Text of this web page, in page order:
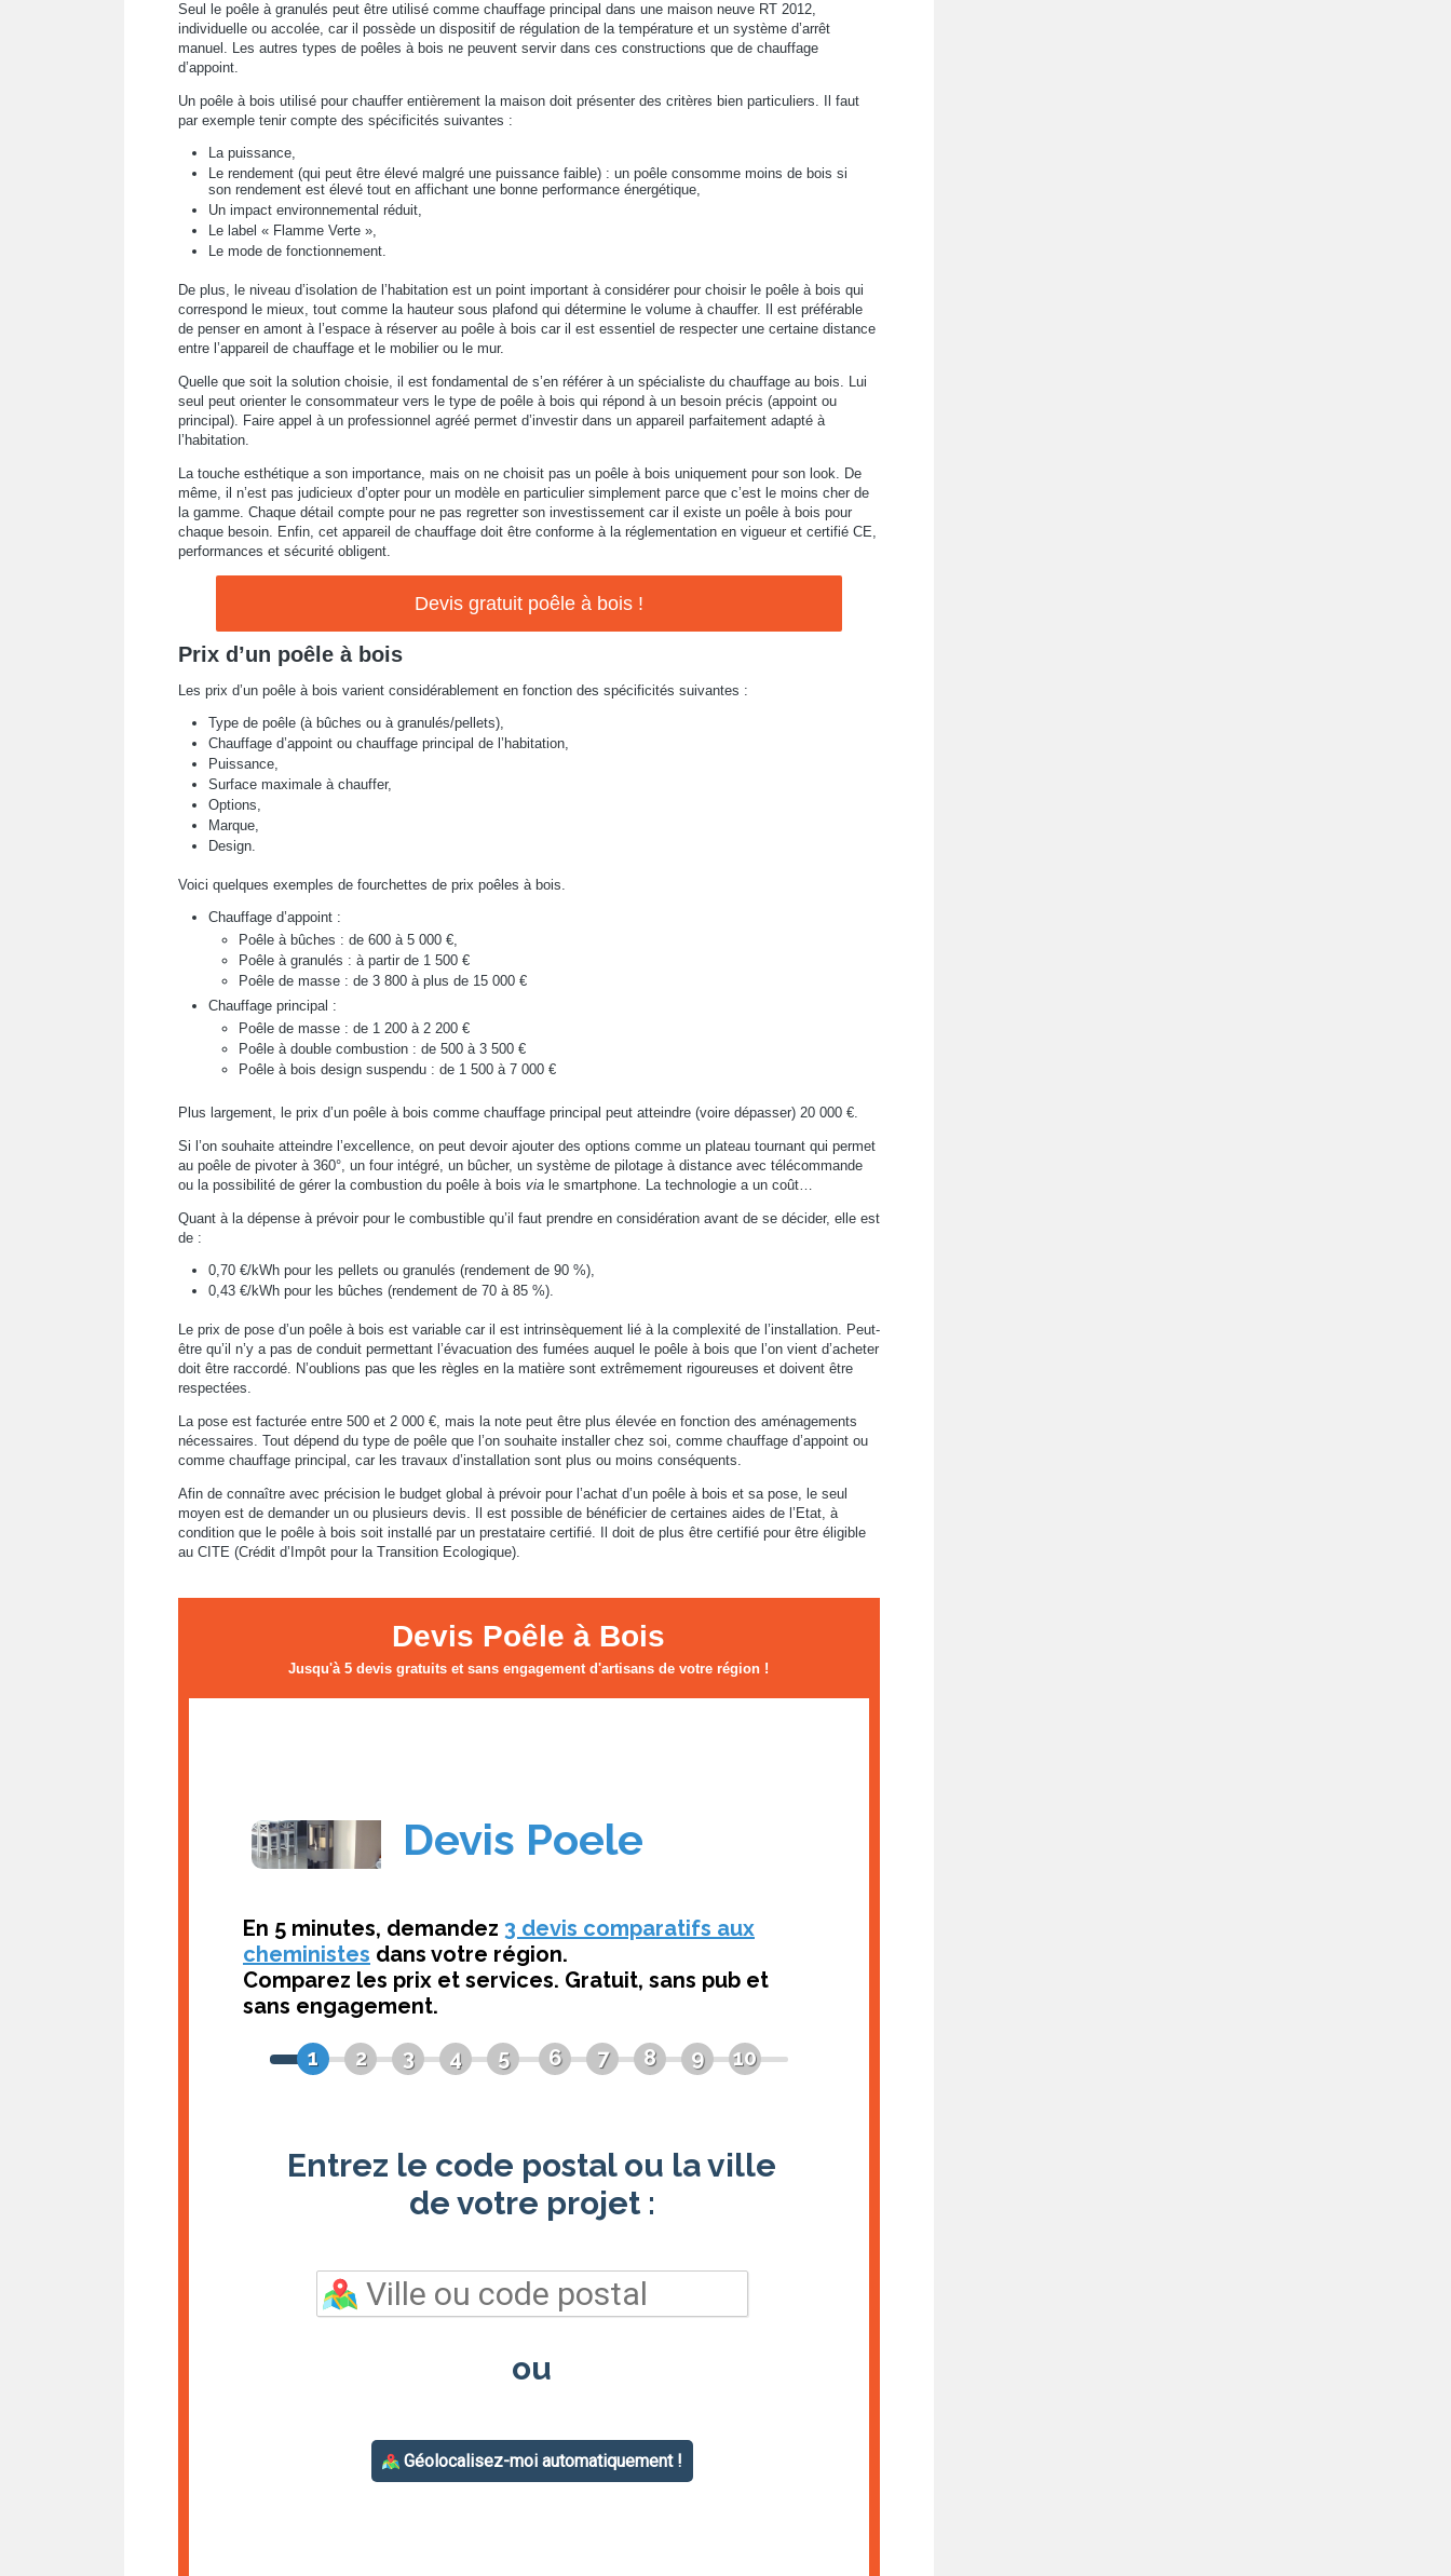
Seul le poêle à granulés peut être utilisé comme chauffage principal dans une maison neuve RT 2012,
individuelle ou accolée, car il possède un dispositif de régulation de la température et un système d’arrêt
manuel. Les autres types de poêles à bois ne peuvent servir dans ces constructions que de chauffage
d’appoint.
Un poêle à bois utilisé pour chauffer entièrement la maison doit présenter des critères bien particuliers. Il faut
par exemple tenir compte des spécificités suivantes :
La puissance,
Le rendement (qui peut être élevé malgré une puissance faible) : un poêle consomme moins de bois si
son rendement est élevé tout en affichant une bonne performance énergétique,
Un impact environnemental réduit,
Le label « Flamme Verte »,
Le mode de fonctionnement.
De plus, le niveau d’isolation de l’habitation est un point important à considérer pour choisir le poêle à bois qui
correspond le mieux, tout comme la hauteur sous plafond qui détermine le volume à chauffer. Il est préférable
de penser en amont à l’espace à réserver au poêle à bois car il est essentiel de respecter une certaine distance
entre l’appareil de chauffage et le mobilier ou le mur.
Quelle que soit la solution choisie, il est fondamental de s’en référer à un spécialiste du chauffage au bois. Lui
seul peut orienter le consommateur vers le type de poêle à bois qui répond à un besoin précis (appoint ou
principal). Faire appel à un professionnel agréé permet d’investir dans un appareil parfaitement adapté à
l’habitation.
La touche esthétique a son importance, mais on ne choisit pas un poêle à bois uniquement pour son look. De
même, il n’est pas judicieux d’opter pour un modèle en particulier simplement parce que c’est le moins cher de
la gamme. Chaque détail compte pour ne pas regretter son investissement car il existe un poêle à bois pour
chaque besoin. Enfin, cet appareil de chauffage doit être conforme à la réglementation en vigueur et certifié CE,
performances et sécurité obligent.
Devis gratuit poêle à bois !
Prix d’un poêle à bois
Les prix d’un poêle à bois varient considérablement en fonction des spécificités suivantes :
Type de poêle (à bûches ou à granulés/pellets),
Chauffage d’appoint ou chauffage principal de l’habitation,
Puissance,
Surface maximale à chauffer,
Options,
Marque,
Design.
Voici quelques exemples de fourchettes de prix poêles à bois.
Chauffage d’appoint :
Poêle à bûches : de 600 à 5 000 €,
Poêle à granulés : à partir de 1 500 €
Poêle de masse : de 3 800 à plus de 15 000 €
Chauffage principal :
Poêle de masse : de 1 200 à 2 200 €
Poêle à double combustion : de 500 à 3 500 €
Poêle à bois design suspendu : de 1 500 à 7 000 €
Plus largement, le prix d’un poêle à bois comme chauffage principal peut atteindre (voire dépasser) 20 000 €.
Si l’on souhaite atteindre l’excellence, on peut devoir ajouter des options comme un plateau tournant qui permet
au poêle de pivoter à 360°, un four intégré, un bûcher, un système de pilotage à distance avec télécommande
ou la possibilité de gérer la combustion du poêle à bois viale smartphone. La technologie a un coût…
Quant à la dépense à prévoir pour le combustible qu’il faut prendre en considération avant de se décider, elle est
de :
0,70 €/kWh pour les pellets ou granulés (rendement de 90 %),
0,43 €/kWh pour les bûches (rendement de 70 à 85 %).
Le prix de pose d’un poêle à bois est variable car il est intrinsèquement lié à la complexité de l’installation. Peut-
être qu’il n’y a pas de conduit permettant l’évacuation des fumées auquel le poêle à bois que l’on vient d’acheter
doit être raccordé. N’oublions pas que les règles en la matière sont extrêmement rigoureuses et doivent être
respectées.
La pose est facturée entre 500 et 2 000 €, mais la note peut être plus élevée en fonction des aménagements
nécessaires. Tout dépend du type de poêle que l’on souhaite installer chez soi, comme chauffage d’appoint ou
comme chauffage principal, car les travaux d’installation sont plus ou moins conséquents.
Afin de connaître avec précision le budget global à prévoir pour l’achat d’un poêle à bois et sa pose, le seul
moyen est de demander un ou plusieurs devis. Il est possible de bénéficier de certaines aides de l’Etat, à
condition que le poêle à bois soit installé par un prestataire certifié. Il doit de plus être certifié pour être éligible
au CITE (Crédit d’Impôt pour la Transition Ecologique).
Devis Poêle à Bois
Jusqu'à 5 devis gratuits et sans engagement d'artisans de votre région !